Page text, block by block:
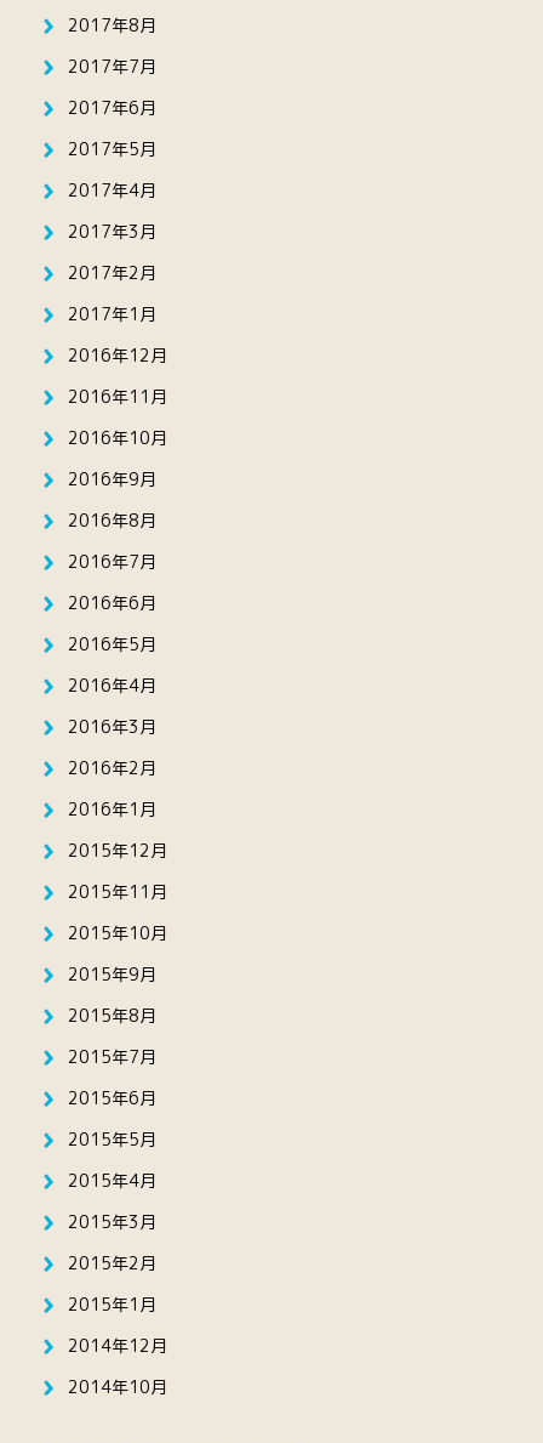
2017年8月
2017年7月
2017年6月
2017年5月
2017年4月
2017年3月
2017年2月
2017年1月
2016年12月
2016年11月
2016年10月
2016年9月
2016年8月
2016年7月
2016年6月
2016年5月
2016年4月
2016年3月
2016年2月
2016年1月
2015年12月
2015年11月
2015年10月
2015年9月
2015年8月
2015年7月
2015年6月
2015年5月
2015年4月
2015年3月
2015年2月
2015年1月
2014年12月
2014年10月